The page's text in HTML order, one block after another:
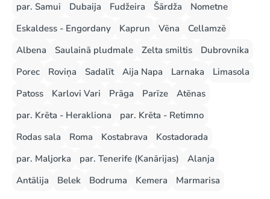
par. Samui
Dubaija Fudžeira Šārdža
Nometne
Eskaldess - Engordany
Kaprun Vēna
Cellamzē
Albena
Saulainā pludmale Zelta smiltis
Dubrovnika
Porec
Roviņa Sadalīt Aija Napa Larnaka
Limasola
Patoss
Karlovi Vari Prāga Parīze
Atēnas
par. Krēta - Herakliona
par. Krēta - Retimno
Rodas sala
Roma Kostabrava
Kostadorada
par. Maljorka
par. Tenerife (Kanārijas)
Alanja
Antālija
Belek Bodruma Kemera Marmarisa